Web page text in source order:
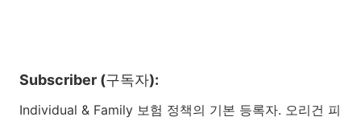
Subscriber (구독자):
Individual & Family 보험 정책의 기본 등록자. 오리건 피